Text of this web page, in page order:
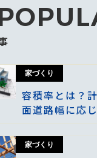
家づくり
容積率とは？
面道路幅に応
家づくり